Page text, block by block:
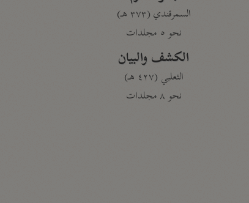
السمرقندي (٣٧٣ هـ)
نحو ٥ مجلدات
الكشف والبيان
الثعلبي (٤٢٧ هـ)
نحو ٨ مجلدات